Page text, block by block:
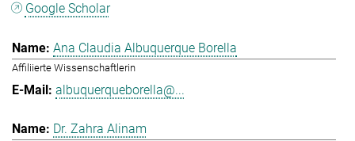
Google Scholar
Ana Claudia Albuquerque Borella
Affiliierte Wissenschaftlerin
albuquerqueborella@...
Dr. Zahra Alinam